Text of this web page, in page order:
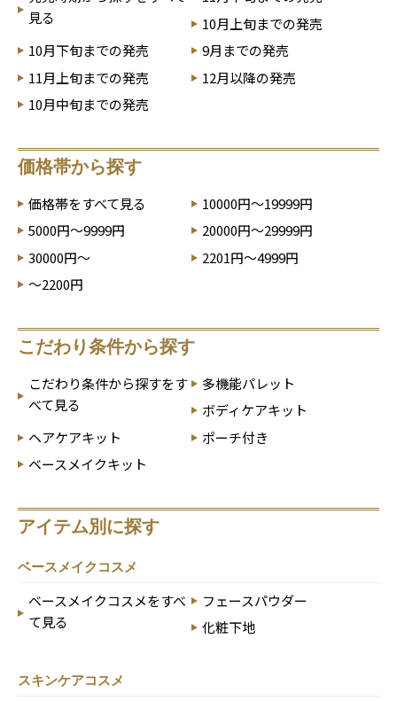
見る
10月上旬までの発売
10月下旬までの発売
9月までの発売
11月上旬までの発売
12月以降の発売
10月中旬までの発売
価格帯から探す
価格帯をすべて見る
10000円～19999円
5000円～9999円
20000円～29999円
30000円～
2201円～4999円
～2200円
こだわり条件から探す
こだわり条件から探すをす
べて見る
多機能パレット
ボディケアキット
ヘアケアキット
ポーチ付き
ベースメイクキット
アイテム別に探す
ベースメイクコスメ
ベースメイクコスメをすべ
て見る
フェースパウダー
化粧下地
スキンケアコスメ